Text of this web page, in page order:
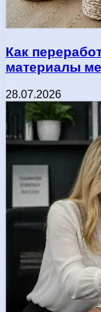
Как
материалы
28.07.2026